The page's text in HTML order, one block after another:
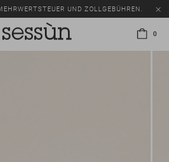
UND ZOLLGEBÜHREN.
AUSWAHL AN ARTIKELN.
0